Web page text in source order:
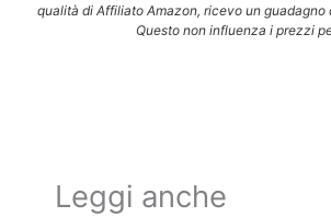
qualità di Affiliato Amazon, ricevo un guadagno
Questo non influenza i prezzi
Leggi anche